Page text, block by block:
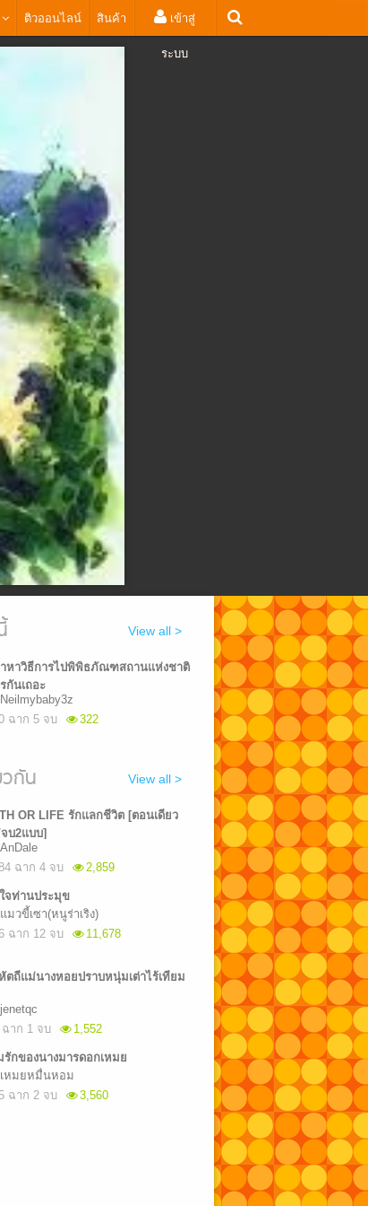
ติวออนไลน์ สินค้า เข้าสู่
ระบบ
View all >
าหาวิธีการไปพิพิธภัณฑสถานแห่งชาติ
กันเถอะ
Neilmybaby3z
ฉาก 5 จบ
322
กัน View all >
OR LIFE รักแลกชีวิต [ตอนเดียว
บ2แบบ]
AnDale
ฉาก 4 จบ
2,859
จท่านประมุข
แมวขี้เซา(หนูร่าเริง)
ฉาก 12 จบ
11,678
ตถีแม่นางหอยปราบหนุ่มเต่าไร้เทียม
jenetqc
ฉาก 1 จบ
1,552
รักของนางมารดอกเหมย
เหมยหมื่นหอม
ฉาก 2 จบ
3,560